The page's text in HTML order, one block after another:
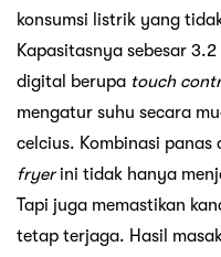
konsumsi listrik yang
Kapasitasnya sebesar
digital berupa touch
mengatur suhu secara
celcius. Kombinasi
fryerini tidak hanya
Tapi juga memastikan
tetap terjaga. Hasil